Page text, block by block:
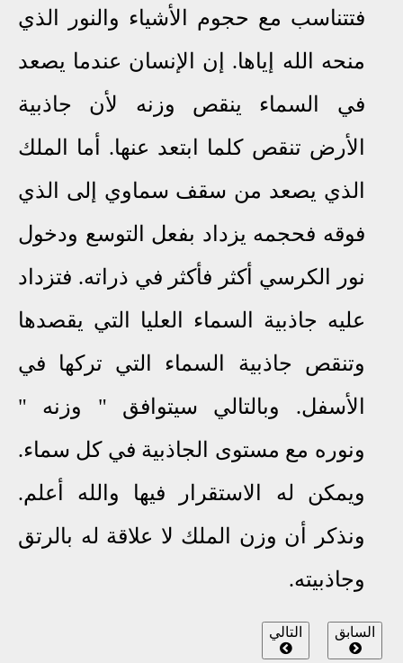
فتتناسب مع حجوم الأشياء والنور الذي
منحه الله إياها. إن الإنسان عندما يصعد
في السماء ينقص وزنه لأن جاذبية
الأرض تنقص كلما ابتعد عنها. أما الملك
الذي يصعد من سقف سماوي إلى الذي
فوقه فحجمه يزداد بفعل التوسع ودخول
نور الكرسي أكثر فأكثر في ذراته. فتزداد
عليه جاذبية السماء العليا التي يقصدها
وتنقص جاذبية السماء التي تركها في
ﻷسفل. وبالتالي سيتوافق " وزنه "
ونوره مع مستوى الجاذبية في كل سماء.
ويمكن له الاستقرار فيها والله أعلم.
ونذكر أن وزن الملك لا علاقة له بالرتق
وجاذبيته.
السابق التالي